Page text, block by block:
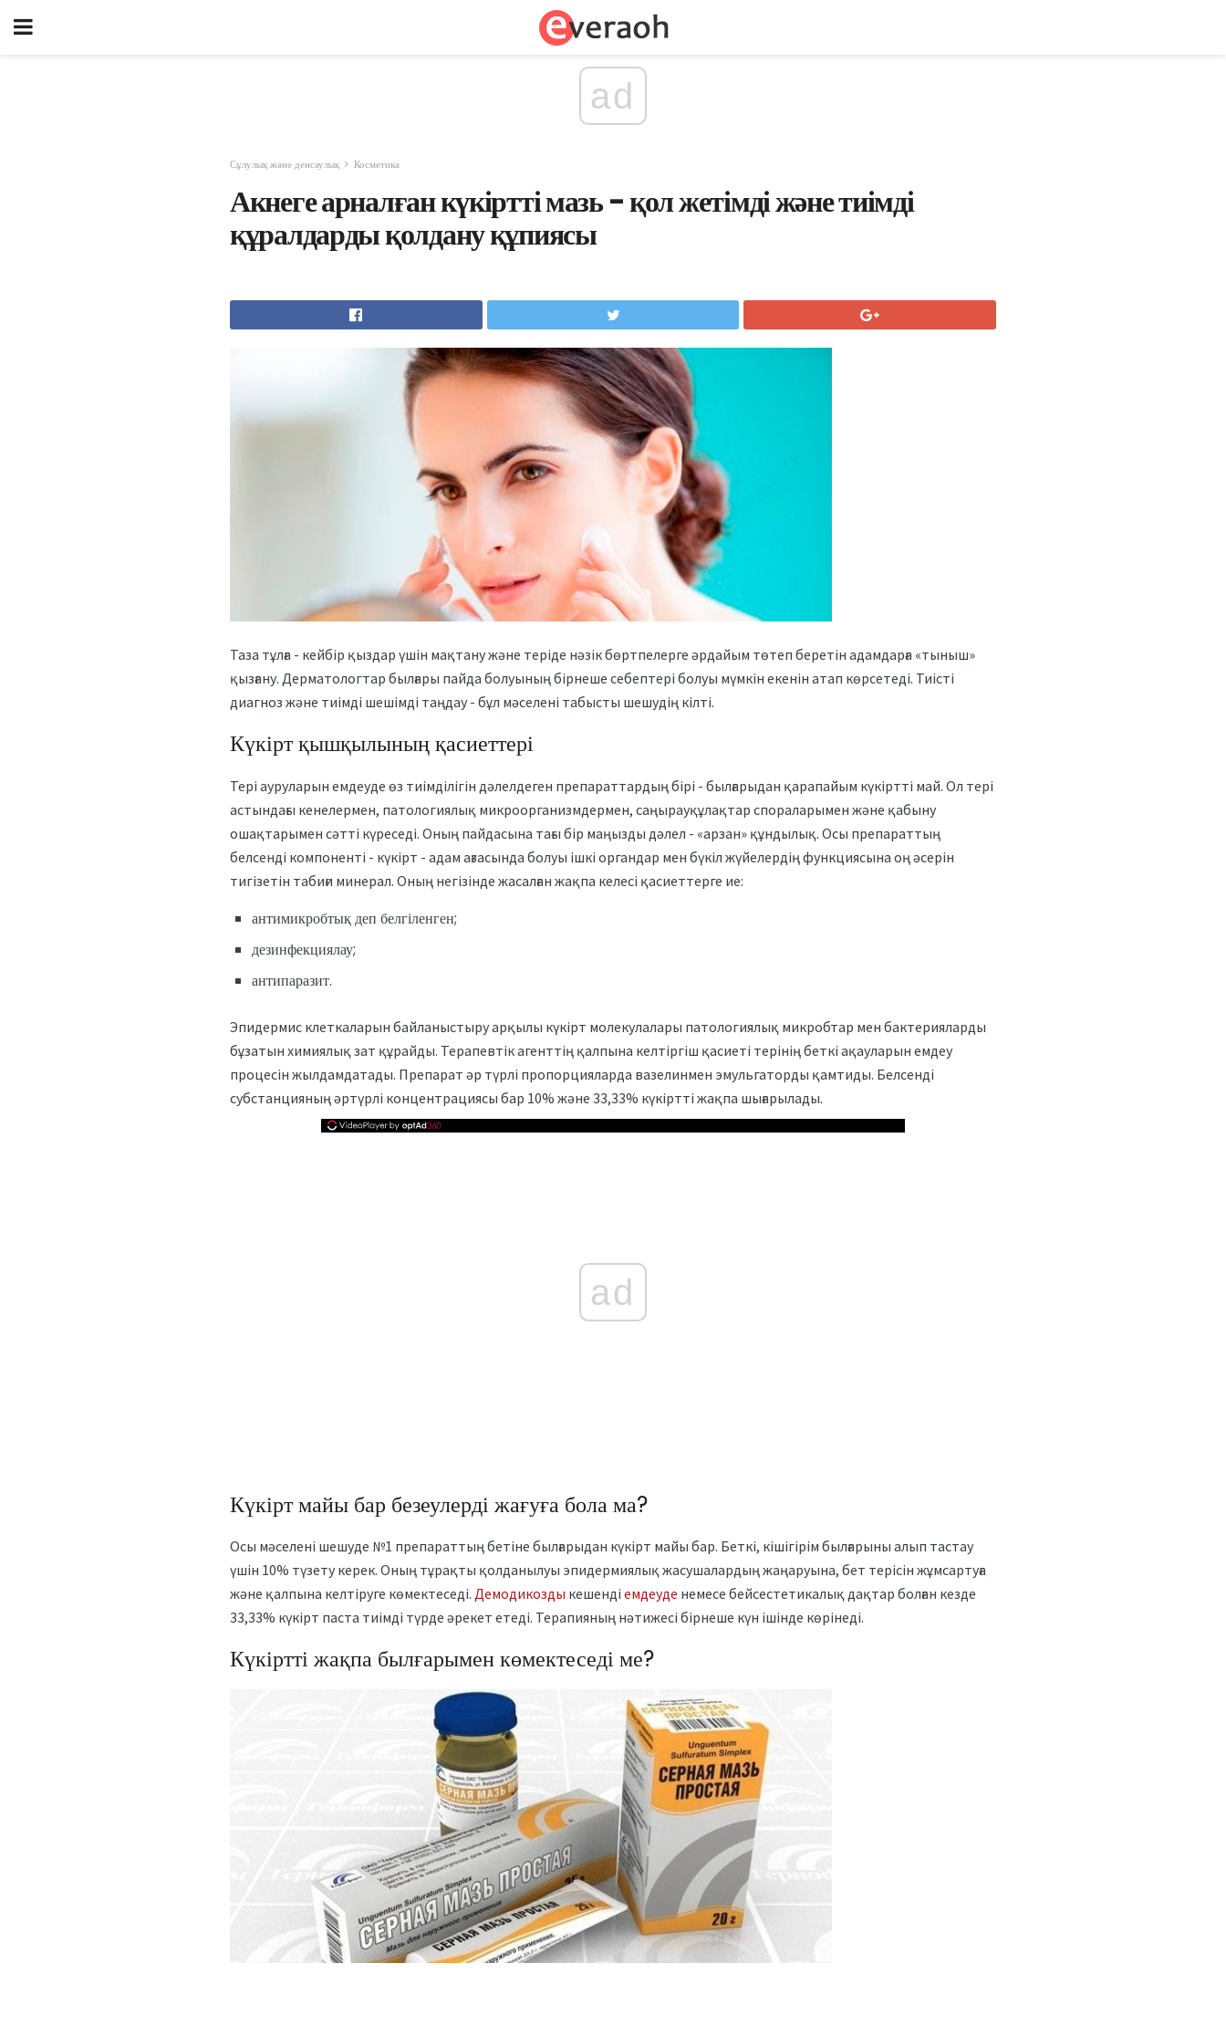
ad
Сұлулық және денсаулық Косметика
Акнеге арналған күкіртті мазь - қол жетімді және тиімді
құралдарды қолдану құпиясы
Таза тұлға - кейбір қыздар үшін мақтану және теріде нәзік бөртпелерге әрдайым төтеп беретін адамдарға «тыныш»
қызғану. Дерматологтар былғары пайда болуының бірнеше себептері болуы мүмкін екенін атап көрсетеді. Тиісті
диагноз және тиімді шешімді таңдау - бұл мәселені табысты шешудің кілті.
Күкірт қышқылының қасиеттері
Тері ауруларын емдеуде өз тиімділігін дәлелдеген препараттардың бірі - былғарыдан қарапайым күкіртті май. Ол тері
астындағы кенелермен, патологиялық микроорганизмдермен, саңырауқұлақтар спораларымен және қабыну
ошақтарымен сәтті күреседі. Оның пайдасына тағы бір маңызды дәлел - «арзан» құндылық. Осы препараттың
белсенді компоненті - күкірт - адам ағзасында болуы ішкі органдар мен бүкіл жүйелердің функциясына оң әсерін
тигізетін табиғи минерал. Оның негізінде жасалған жақпа келесі қасиеттерге ие:
антимикробтық деп белгіленген;
дезинфекциялау;
антипаразит.
Эпидермис клеткаларын байланыстыру арқылы күкірт молекулалары патологиялық микробтар мен бактерияларды
бұзатын химиялық зат құрайды. Терапевтік агенттің қалпына келтіргіш қасиеті терінің беткі ақауларын емдеу
процесін жылдамдатады. Препарат әр түрлі пропорцияларда вазелинмен эмульгаторды қамтиды. Белсенді
субстанцияның әртүрлі концентрациясы бар 10% және 33,33% күкіртті жақпа шығарылады.
ad
Күкірт майы бар безеулерді жағуға бола ма?
Осы мәселені шешуде №1 препараттың бетіне былғарыдан күкірт майы бар. Беткі, кішігірім былғарыны алып тастау
үшін 10% түзету керек. Оның тұрақты қолданылуы эпидермиялық жасушалардың жаңаруына, бет терісін жұмсартуға
және қалпына келтіруге көмектеседі. Демодикозды кешенді емдеуде немесе бейсестетикалық дақтар болған кезде
33,33% күкірт паста тиімді түрде әрекет етеді. Терапияның нәтижесі бірнеше күн ішінде көрінеді.
Күкіртті жақпа былғарымен көмектеседі ме?